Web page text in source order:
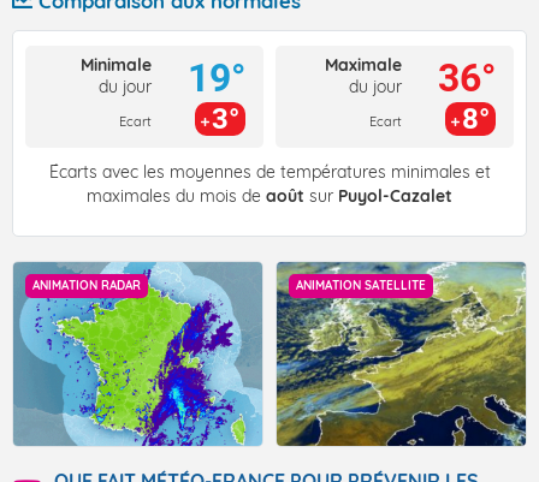
Minimale
du jour
Ecart
19°
3°
Maximale
du jour
Ecart
36°
8°
Écarts avec les moyennes de températures minimales et
maximales du mois de août sur Puyol-Cazalet
ANIMATION RADAR ANIMATION SATELLITE